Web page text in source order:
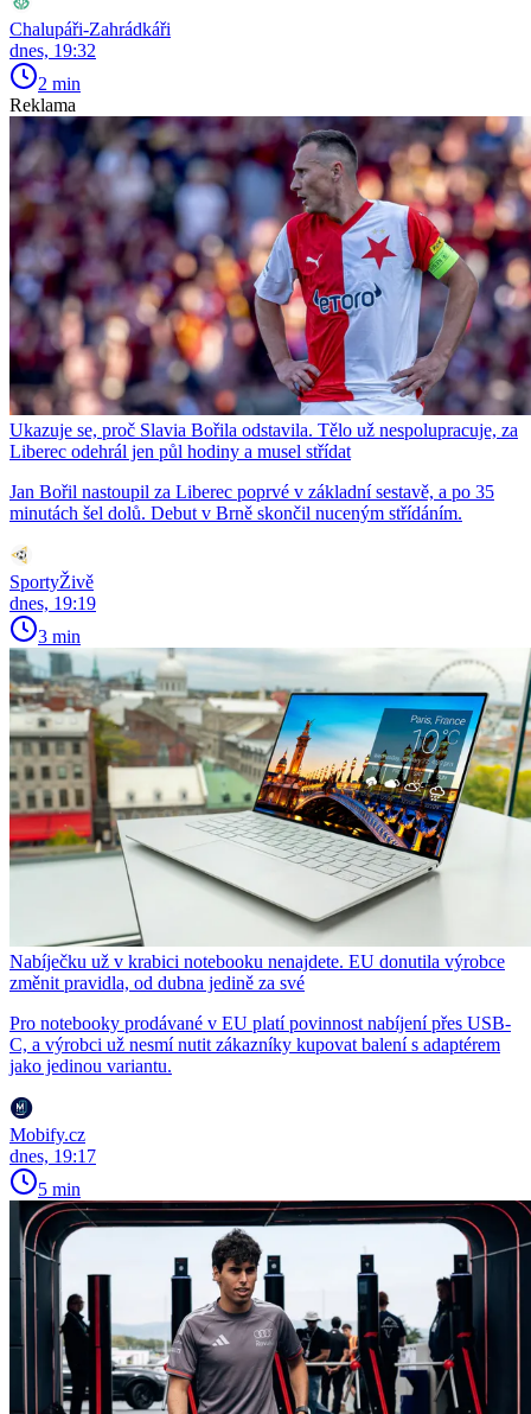
Chalupáři-Zahrádkáři
dnes, 19:32
2 min
Reklama
Ukazuje se, proč Slavia Bořila odstavila. Tělo už nespolupracuje, za
Liberec odehrál jen půl hodiny a musel střídat
Jan Bořil nastoupil za Liberec poprvé v základní sestavě, a po 35
minutách šel dolů. Debut v Brně skončil nuceným střídáním.
SportyŽivě
dnes, 19:19
3 min
Nabíječku už v krabici notebooku nenajdete. EU donutila výrobce
změnit pravidla, od dubna jedině za své
Pro notebooky prodávané v EU platí povinnost nabíjení přes USB-
C, a výrobci už nesmí nutit zákazníky kupovat balení s adaptérem
jako jedinou variantu.
Mobify.cz
dnes, 19:17
5 min